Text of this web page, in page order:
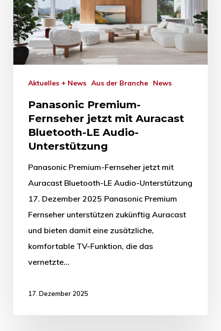
Aktuelles + News Aus der Branche News
Panasonic Premium-
Fernseher jetzt mit Auracast
Bluetooth-LE Audio-
Unterstützung
Panasonic Premium-Fernseher jetzt mit
Auracast Bluetooth-LE Audio-Unterstützung
17. Dezember 2025 Panasonic Premium
Fernseher unterstützen zukünftig Auracast
und bieten damit eine zusätzliche,
komfortable TV-Funktion, die das
vernetzte…
17. Dezember 2025